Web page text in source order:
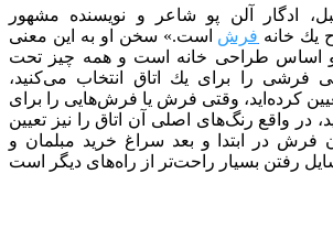
ادگار آلن پو شاعر و نویسنده مشهور
یك خانه فرش است.» سخن او به این معنی
اساس طراحی خانه است و همه چیز تحت
فرشی را برای یك اتاق انتخاب می‌كنید،
كرده‌اید، وقتی فرش یا فرش‌هایی را برای
در واقع رنگ‌های اصلی آن اتاق را نیز تعیین
فرش در ابتدا و بعد سراغ خرید مبلمان و